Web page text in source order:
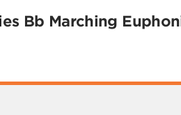
Bb Marching